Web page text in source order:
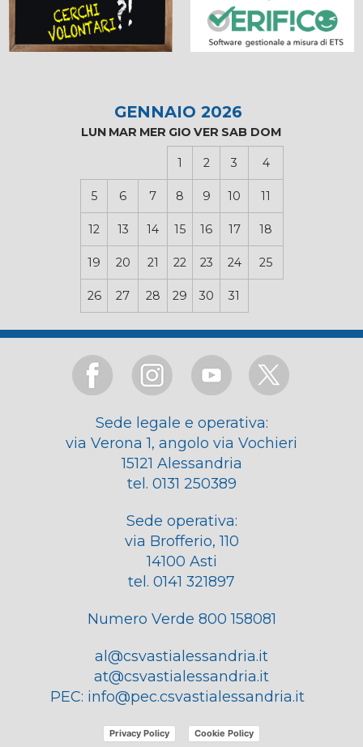
GENNAIO 2026
LUN MAR MER GIO VER SAB DOM
1 2 3 4
5 6 7 8 9 10 11
12 13 14 15 16 17 18
19 20 21 22 23 24 25
26 27 28 29 30 31
Sede legale e operativa:
via Verona 1, angolo via Vochieri
15121 Alessandria
tel. 0131 250389
Sede operativa:
via Brofferio, 110
14100 Asti
tel. 0141 321897
Numero Verde 800 158081
al@csvastialessandria.it
at@csvastialessandria.it
PEC: info@pec.csvastialessandria.it
Privacy Policy Cookie Policy